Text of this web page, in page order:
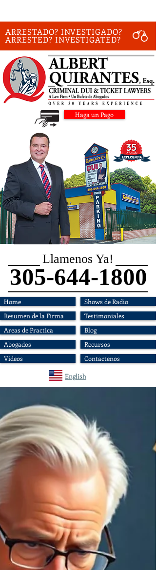
ARRESTADO? INVESTIGADO?
ARRESTED? INVESTIGATED?
Haga un Pago
Llamenos Ya!
305-644-1800
Home
Resumen de la Firma
Areas de Practica
Abogados
Videos
Shows de Radio
Testimoniales
Blog
Recursos
Contactenos
English